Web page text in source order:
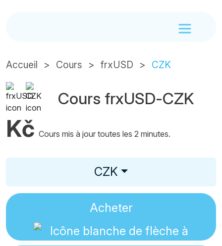
Accueil Cours frxUSD CZK
Cours frxUSD-CZK
Kč Cours mis à jour toutes les 2 minutes.
CZK
Acheter